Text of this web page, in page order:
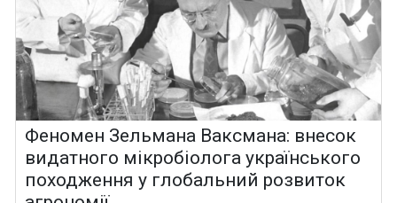
Феномен Зельмана Ваксмана: внесок
видатного мікробіолога українського
походження у глобальний розвиток